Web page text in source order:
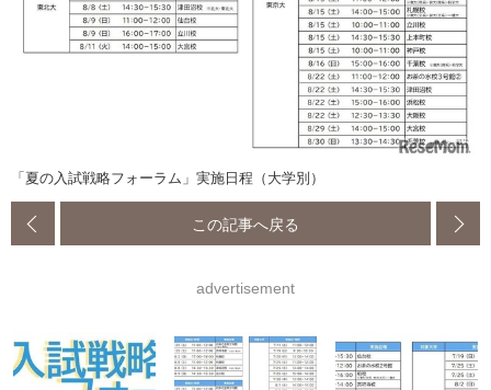
「夏の入試戦略フォーラム」実施日程（大学別）
この記事へ戻る
advertisement